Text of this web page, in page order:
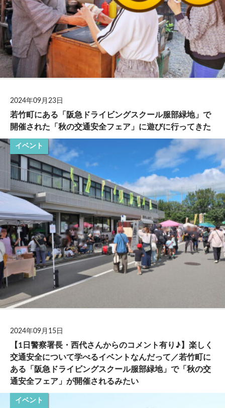
2024年09月23日
若竹町にある「阪急ドライビングスクール服部緑地」で
開催された「秋の交通安全フェア」に遊びに行ってきた
イベント
2024年09月15日
【1日警察署長・西代さんからのコメント有り♪】楽しく
交通安全について学べるイベントなんだって／若竹町に
ある「阪急ドライビングスクール服部緑地」で「秋の交
通安全フェア」が開催されるみたい
イベント